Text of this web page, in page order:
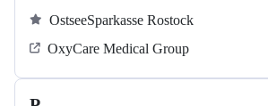
OstseeSparkasse Rostock
OxyCare Medical Group